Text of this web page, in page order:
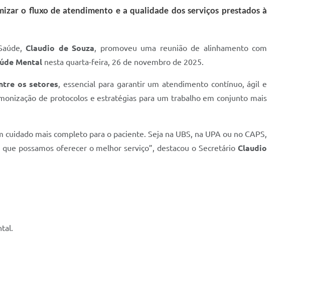
o fluxo de atendimento e a qualidade dos serviços prestados à
Claudio de Souza, promoveu uma reunião de alinhamento com
Mental nesta quarta-feira, 26 de novembro de 2025.
os setores, essencial para garantir um atendimento contínuo, ágil e
de protocolos e estratégias para um trabalho em conjunto mais
mais completo para o paciente. Seja na UBS, na UPA ou no CAPS,
possamos oferecer o melhor serviço”, destacou o Secretário Claudio